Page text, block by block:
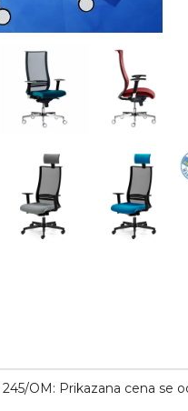
OM: Prikazana cena se